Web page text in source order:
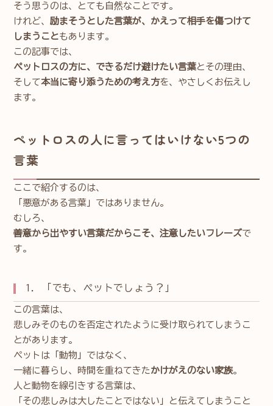
そう思うのは、とても自然なことです。
けれど、励まそうとした言葉が、かえって相手を傷つけて
しまうこともあります。
この記事では、
ペットロスの方に、できるだけ避けたい言葉とその理由、
そして本当に寄り添うための考え方を、やさしくお伝えし
ます。
ペットロスの人に言ってはいけない5つの
言葉
ここで紹介するのは、
「悪意がある言葉」ではありません。
むしろ、
善意から出やすい言葉だからこそ、注意したいフレーズで
す。
1. 「でも、ペットでしょう？」
この言葉は、
悲しみそのものを否定されたように受け取られてしまうこ
とがあります。
ペットは「動物」ではなく、
一緒に暮らし、時間を重ねてきた かけがえのない家族。
人と動物を線引きする言葉は、
「その悲しみは大したことではない」と伝えてしまうこと